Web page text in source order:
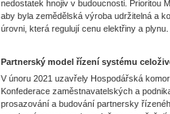
nedostatek hnojiv v budoucnosti. Prioritou
aby byla zemědělská výroba udržitelná a
úrovni, která regulují cenu elektřiny a plynu.
Partnerský model řízení systému
V únoru 2021 uzavřely Hospodářská
Konfederace zaměstnavatelských a
prosazování a budování partnersky